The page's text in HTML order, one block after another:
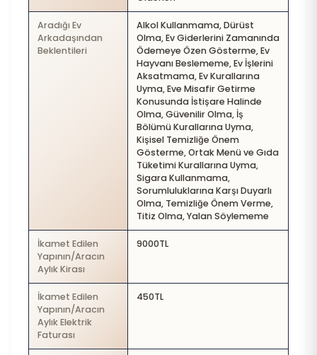
Aradığı Ev
Arkadaşından
Beklentileri
Alkol Kullanmama, Dürüst
Olma, Ev Giderlerini Zamanında
Ödemeye Özen Gösterme, Ev
Hayvanı Beslememe, Ev İşlerini
Aksatmama, Ev Kurallarına
Uyma, Eve Misafir Getirme
Konusunda İstişare Halinde
Olma, Güvenilir Olma, İş
Bölümü Kurallarına Uyma,
Kişisel Temizliğe Önem
Gösterme, Ortak Menü ve Gıda
Tüketimi Kurallarına Uyma,
Sigara Kullanmama,
Sorumluluklarına Karşı Duyarlı
Olma, Temizliğe Önem Verme,
Titiz Olma, Yalan Söylememe
İkamet Edilen
Yapının/Aracın
Aylık Kirası
9000TL
İkamet Edilen
Yapının/Aracın
Aylık Elektrik
Faturası
450TL